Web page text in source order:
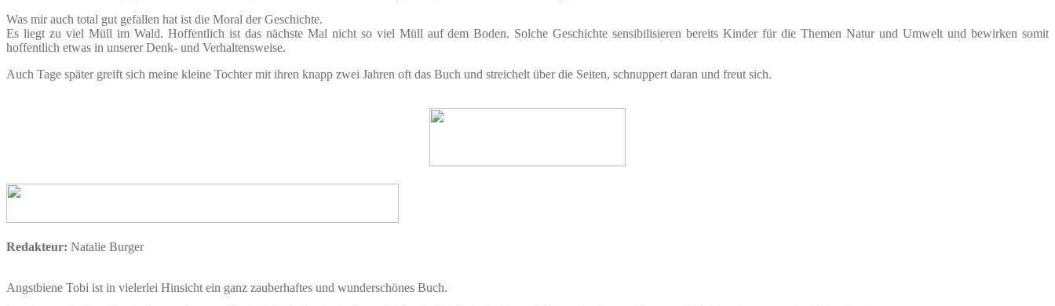
Was mir auch total gut gefallen hat ist die Moral der Geschichte.
Es liegt zu viel Müll im Wald. Hoffentlich ist das nächste Mal nicht so viel Müll auf dem Boden. Solche Geschichte sensibilisieren bereits Kinder für die Themen Natur und Umwelt und bewirken somit
hoffentlich etwas in unserer Denk- und Verhaltensweise.
Auch Tage später greift sich meine kleine Tochter mit ihren knapp zwei Jahren oft das Buch und streichelt über die Seiten, schnuppert daran und freut sich.
Redakteur: Natalie Burger
Angstbiene Tobi ist in vielerlei Hinsicht ein ganz zauberhaftes und wunderschönes Buch.